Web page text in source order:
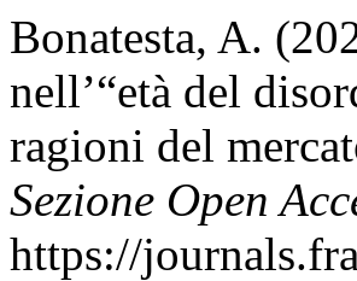
Bonatesta, A.
nell’“età del
ragioni del
Sezione Open
https://